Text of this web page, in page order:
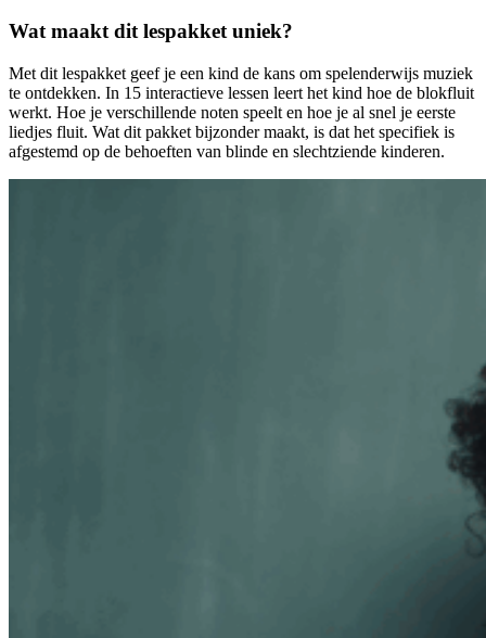
Wat maakt dit lespakket uniek?
Met dit lespakket geef je een kind de kans om spelenderwijs muziek
te ontdekken. In 15 interactieve lessen leert het kind hoe de blokfluit
werkt. Hoe je verschillende noten speelt en hoe je al snel je eerste
liedjes fluit. Wat dit pakket bijzonder maakt, is dat het specifiek is
afgestemd op de behoeften van blinde en slechtziende kinderen.